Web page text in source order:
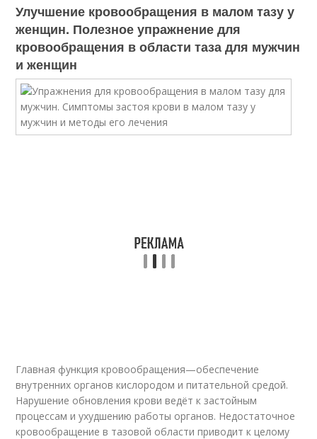
Улучшение кровообращения в малом тазу у
женщин. Полезное упражнение для
кровообращения в области таза для мужчин
и женщин
Главная функция кровообращения—обеспечение
внутренних органов кислородом и питательной средой.
Нарушение обновления крови ведёт к застойным
процессам и ухудшению работы органов. Недостаточное
кровообращение в тазовой области приводит к целому